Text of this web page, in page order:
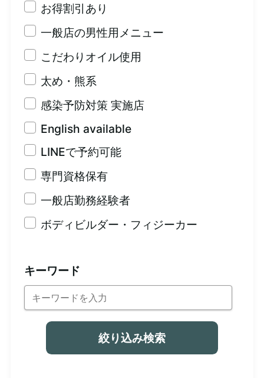
お得割引あり
一般店の男性用メニュー
こだわりオイル使用
太め・熊系
感染予防対策 実施店
English available
LINEで予約可能
専門資格保有
一般店勤務経験者
ボディビルダー・フィジーカー
キーワード
絞り込み検索